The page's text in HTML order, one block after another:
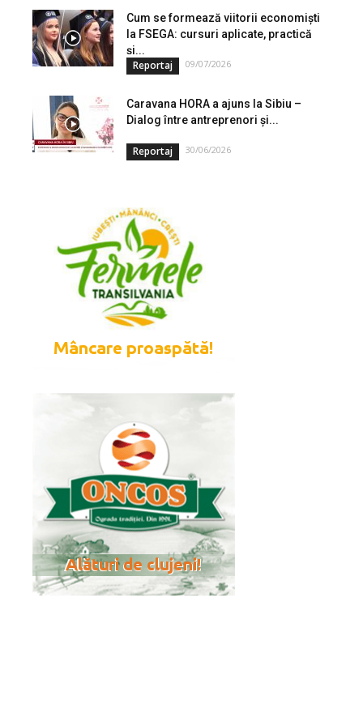
Cum se formează viitorii economiști
la FSEGA: cursuri aplicate, practică
și...
Reportaj 09/07/2026
Caravana HORA a ajuns la Sibiu –
Dialog între antreprenori și...
Reportaj 30/06/2026